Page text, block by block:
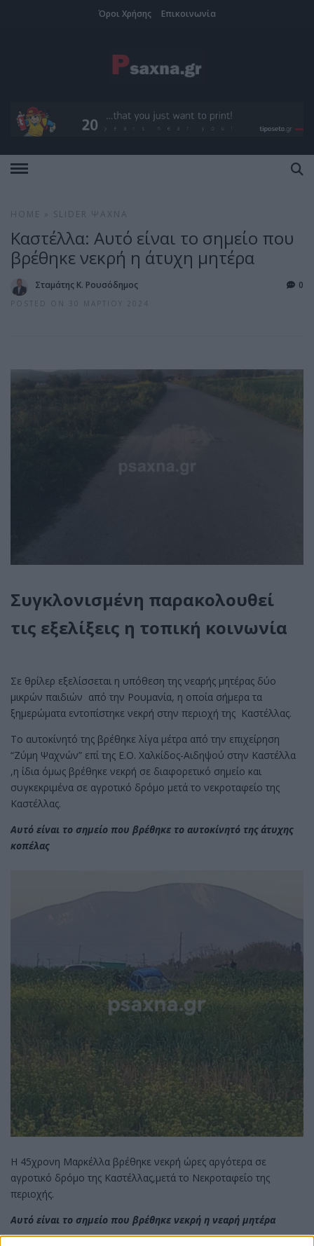
Όροι Χρήσης Επικοινωνία
HOME SLIDER ΨΑΧΝΆ
Καστέλλα: Αυτό είναι το σημείο που
βρέθηκε νεκρή η άτυχη μητέρα
Σταμάτης Κ. Ρουσόδημος
POSTED ON 30 ΜΑΡΤΊΟΥ 2024
0
Συγκλονισμένη παρακολουθεί
τις εξελίξεις η τοπική κοινωνία
Σε θρίλερ εξελίσσεται η υπόθεση της νεαρής μητέρας δύο
μικρών παιδιών από την Ρουμανία, η οποία σήμερα τα
ξημερώματα εντοπίστηκε νεκρή στην περιοχή της Καστέλλας.
Το αυτοκίνητό της βρέθηκε λίγα μέτρα από την επιχείρηση
“Ζύμη Ψαχνών” επί της Ε.Ο. Χαλκίδος-Αιδηψού στην Καστέλλα
,η ίδια όμως βρέθηκε νεκρή σε διαφορετικό σημείο και
συγκεκριμένα σε αγροτικό δρόμο μετά το νεκροταφείο της
Καστέλλας.
Αυτό είναι το σημείο που βρέθηκε το αυτοκίνητό της άτυχης
κοπέλας
Η 45χρονη Μαρκέλλα βρέθηκε νεκρή ώρες αργότερα σε
αγροτικό δρόμο της Καστέλλας,μετά το Νεκροταφείο της
περιοχής.
Αυτό είναι το σημείο που βρέθηκε νεκρή η νεαρή μητέρα